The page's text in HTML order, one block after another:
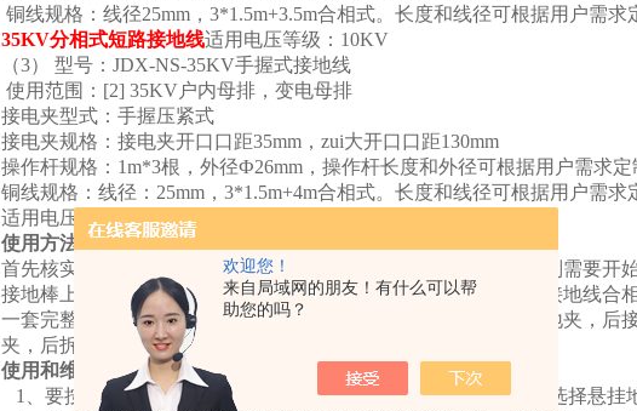
欢迎您！
来自局域网的朋友！有什么可以帮
助您的吗？
铜线规格：线径25mm，3*1.5m+3.5m合相式。长度和线径可根据用户需求
35KV分相式短路接地线适用电压等级：10KV
（3） 型号：JDX-NS-35KV手握式接地线
使用范围：[2] 35KV户内母排，变电母排
接电夹型式：手握压紧式
接电夹规格：接电夹开口口距35mm，zui大开口口距130mm
操作杆规格：1m*3根，外径Ф26mm，操作杆长度和外径可根据用户需求定
铜线规格：线径：25mm，3*1.5m+4m合相式。长度和线径可根据用户需求
适用电压等级：35KV
使用方法：
首先核实接地棒的电压等级与操作设备的电压等级是否*。如果*则需要开
接地棒上的接电夹（接电夹有固定式和活动式）相应位置上，将接地线合
一套完整的接地线。安装好后要挂接地线，挂接地线时先连结接地夹，后
夹，后拆接地夹。
使用和维护说明：
1、要按安全工作规程要求正确选择短路接地线悬挂数量，正确选择悬挂